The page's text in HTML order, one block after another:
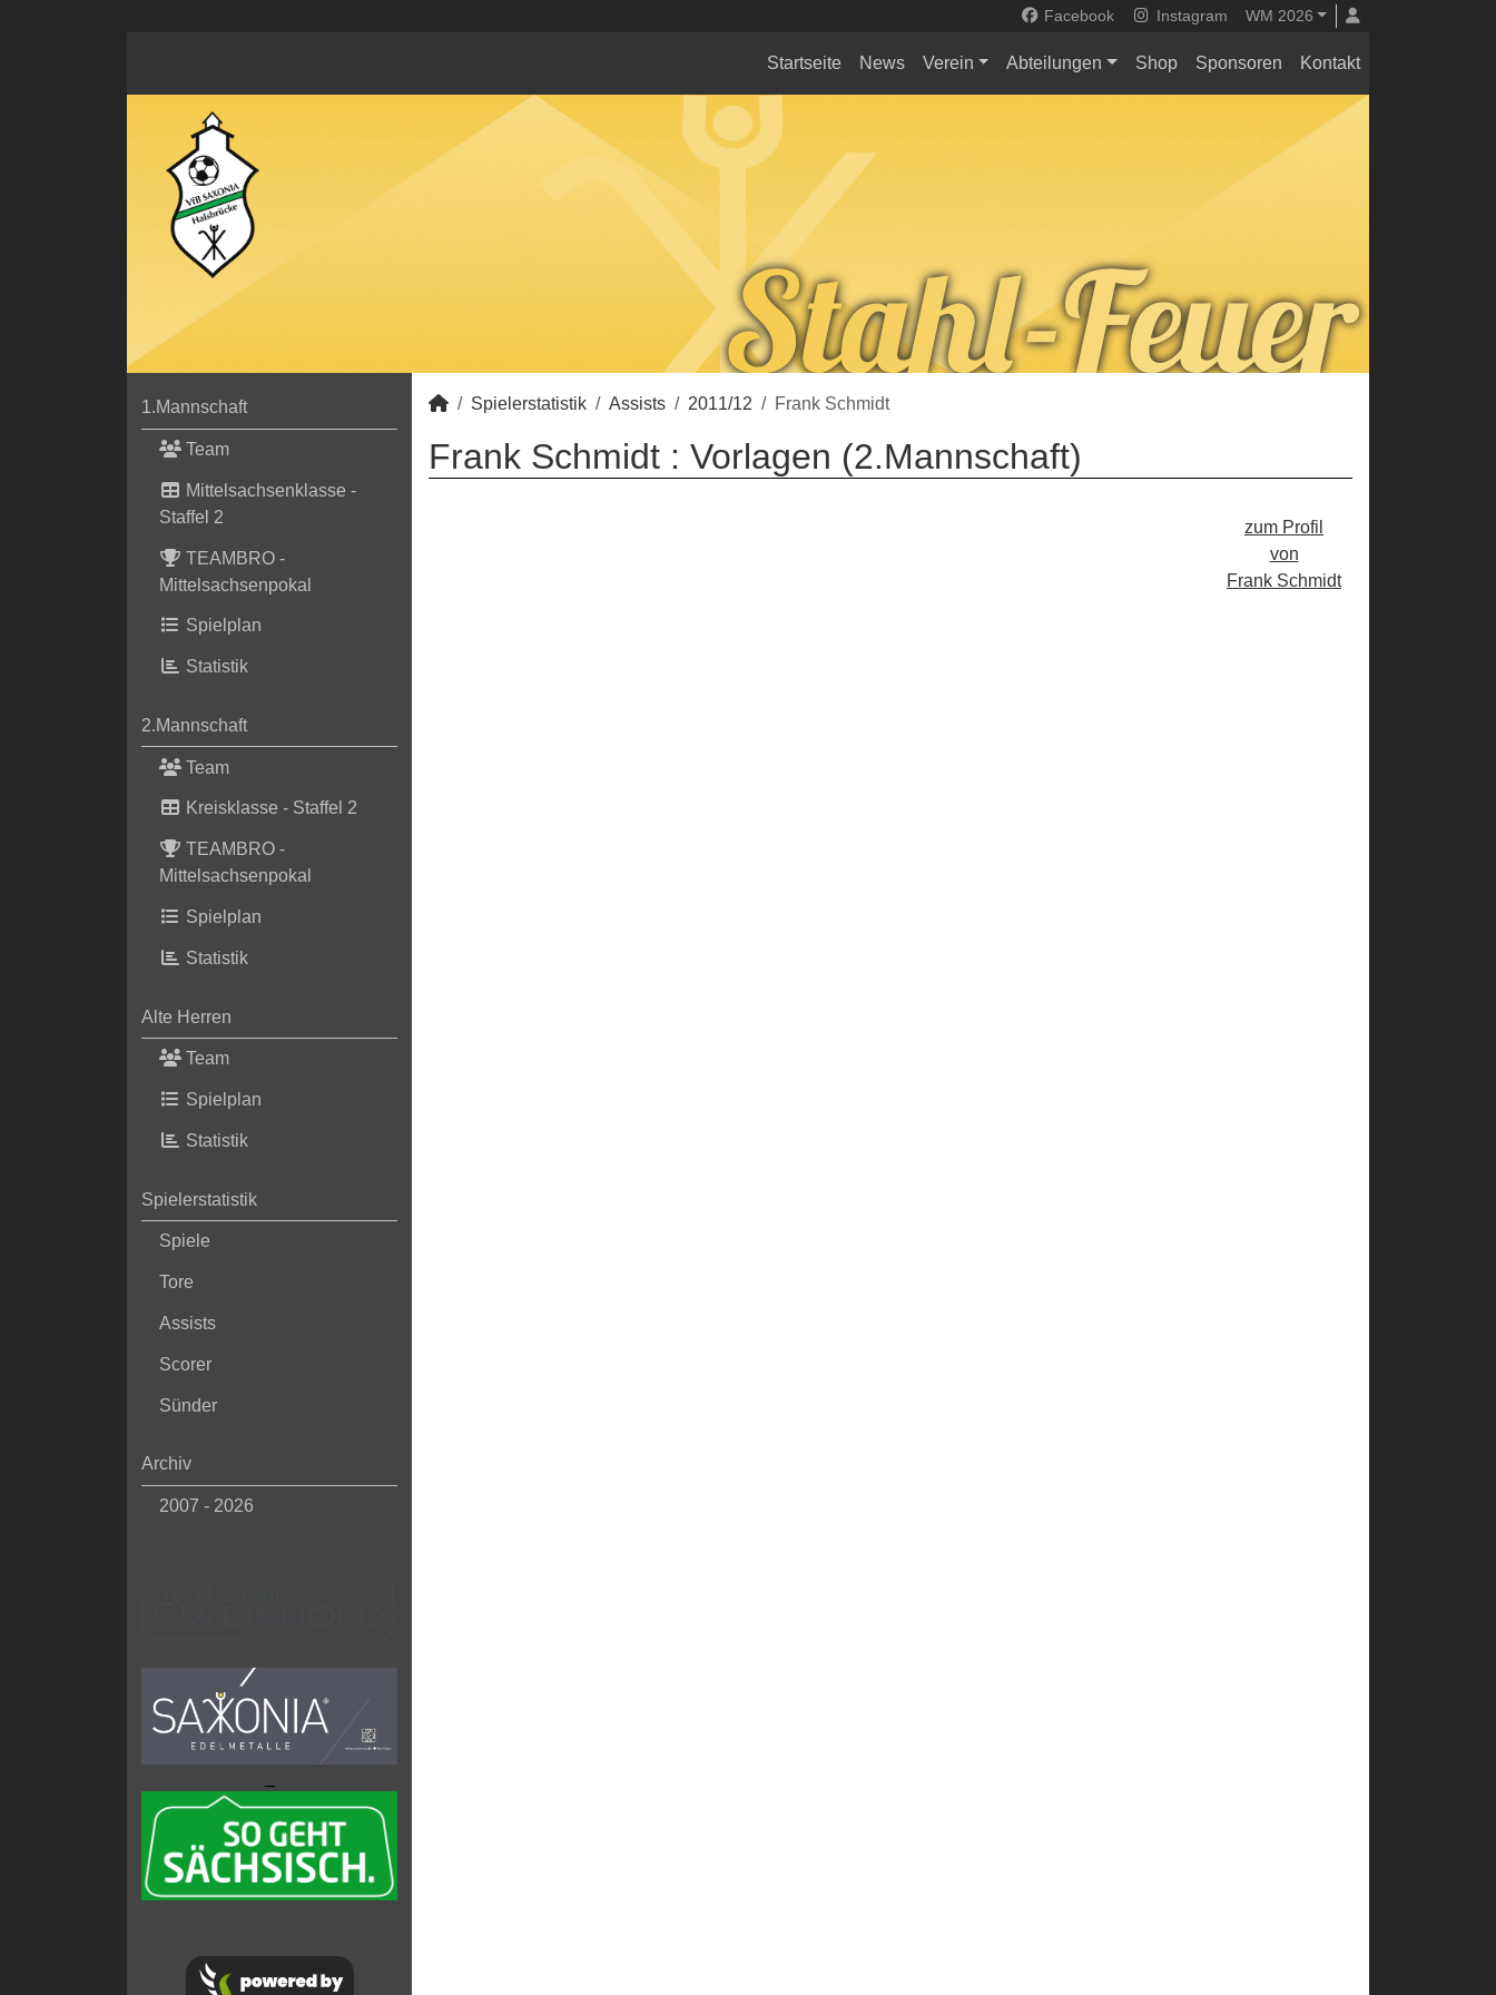
Facebook Instagram WM 2026
Startseite News Verein Abteilungen Shop Sponsoren Kontakt
1.Mannschaft
Team
Mittelsachsenklasse -
Staffel 2
TEAMBRO -
Mittelsachsenpokal
Spielplan
Statistik
2.Mannschaft
Team
Kreisklasse - Staffel 2
TEAMBRO -
Mittelsachsenpokal
Spielplan
Statistik
Alte Herren
Team
Spielplan
Statistik
Spielerstatistik
Spiele
Tore
Assists
Scorer
Sünder
Archiv
2007 - 2026
Spielerstatistik Assists 2011/12 Frank Schmidt
Frank Schmidt : Vorlagen (2.Mannschaft)
zum Profil
von
Frank Schmidt